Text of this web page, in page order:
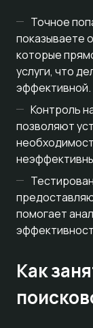
Точное
показываете
которые
услуги, что
эффективной.
Контроль
позволяют
помогает
Как